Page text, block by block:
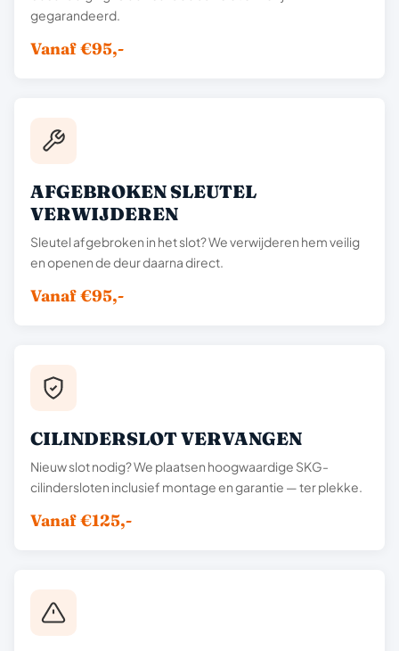
gegarandeerd.
Vanaf €95,-
AFGEBROKEN SLEUTEL
VERWIJDEREN
Sleutel afgebroken in het slot? We verwijderen hem veilig
en openen de deur daarna direct.
Vanaf €95,-
CILINDERSLOT VERVANGEN
Nieuw slot nodig? We plaatsen hoogwaardige SKG-
cilindersloten inclusief montage en garantie — ter plekke.
Vanaf €125,-